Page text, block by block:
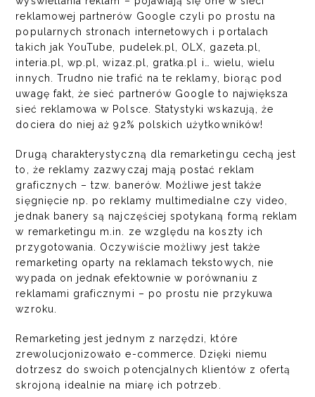
reklamowej partnerów Google czyli po prostu na
popularnych stronach internetowych i portalach
takich jak YouTube, pudelek.pl, OLX, gazeta.pl,
interia.pl, wp.pl, wizaz.pl, gratka.pl i… wielu, wielu
innych. Trudno nie trafić na te reklamy, biorąc pod
uwagę fakt, że sieć partnerów Google to największa
sieć reklamowa w Polsce. Statystyki wskazują, że
dociera do niej aż 92% polskich użytkowników!
Drugą charakterystyczną dla remarketingu cechą jest
to, że reklamy zazwyczaj mają postać reklam
graficznych – tzw. banerów. Możliwe jest także
sięgnięcie np. po reklamy multimedialne czy video,
jednak banery są najczęściej spotykaną formą reklam
w remarketingu m.in. ze względu na koszty ich
przygotowania. Oczywiście możliwy jest także
remarketing oparty na reklamach tekstowych, nie
wypada on jednak efektownie w porównaniu z
reklamami graficznymi – po prostu nie przykuwa
wzroku.
Remarketing jest jednym z narzędzi, które
zrewolucjonizowało e-commerce. Dzięki niemu
dotrzesz do swoich potencjalnych klientów z ofertą
skrojoną idealnie na miarę ich potrzeb.